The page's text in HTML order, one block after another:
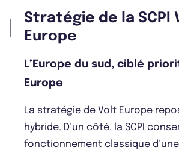
Stratégie de la SCPI
Europe
L’Europe du sud, ciblé
Europe
La stratégie de Volt Europe
hybride. D’un côté, la SCPI
fonctionnement classique d’une